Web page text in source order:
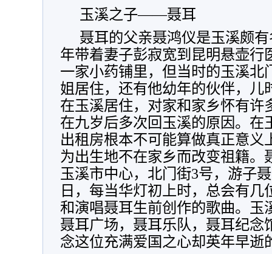
玉溪之子——聂耳
聂耳的父亲聂鸿仪是玉溪颇
年带着妻子彭寂宽到昆明悬壶行
一家小药铺里，但当时的玉溪北
姐居住，还有他幼年的伙伴，儿
在玉溪居住，对家和家乡怀有许
在九岁后多次回玉溪的原因。在
出租房根本不可能算做真正意义
为出生地不在家乡而改变祖籍。
玉溪市中心，北门街3号，游子
日，每当华灯初上时，总会有
和演唱聂耳生前创作的歌曲。玉
聂耳广场，聂耳乐队，聂耳纪
念这位充满爱国之心却英年早逝